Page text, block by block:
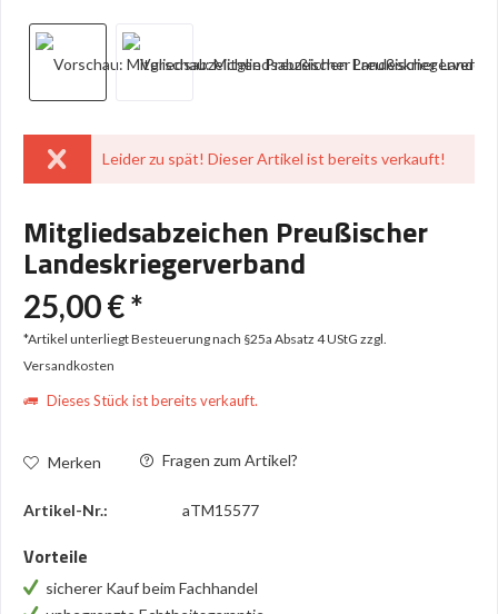
Leider zu spät! Dieser Artikel ist bereits verkauft!
Mitgliedsabzeichen Preußischer
Landeskriegerverband
25,00 € *
*Artikel unterliegt Besteuerung nach §25a Absatz 4 UStG zzgl.
Versandkosten
Dieses Stück ist bereits verkauft.
Merken Fragen zum Artikel?
Artikel-Nr.: aTM15577
Vorteile
sicherer Kauf beim Fachhandel